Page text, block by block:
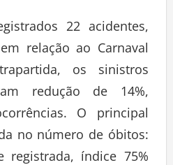
22 acidentes,
relação ao Carnaval
os sinistros
redução de 14%,
O principal
no número de óbitos:
registrada, índice 75%